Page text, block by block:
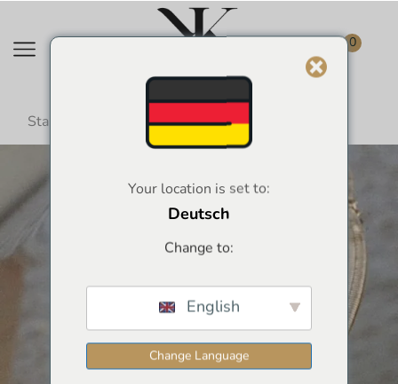
0
Startseite Armbänder
Your location is set to:
Deutsch
Change to:
English
Change Language